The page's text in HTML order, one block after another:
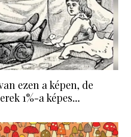
ezen a képen, de
1%-a képes...